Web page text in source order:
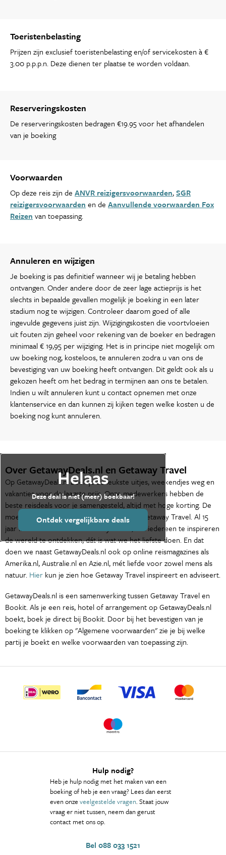
Toeristenbelasting
Prijzen zijn exclusief toeristenbelasting en/of servicekosten à €
3.00 p.p.p.n. Deze dienen ter plaatse te worden voldaan.
Reserveringskosten
De reserveringskosten bedragen €19.95 voor het afhandelen
van je boeking
Voorwaarden
Op deze reis zijn de ANVR reizigersvoorwaarden,SGR
reizigersvoorwaarden en de Aanvullende voorwaarden Fox
Reizen van toepassing.
Annuleren en wijzigen
Je boeking is pas definitief wanneer wij je betaling hebben
ontvangen. Onder andere door de zeer lage actieprijs is het
slechts in bepaalde gevallen mogelijk je boeking in een later
stadium nog te wijzigen. Controleer daarom goed of alle
ingevulde gegevens juist zijn. Wijzigingskosten die voortvloeien
uit fouten zijn geheel voor rekening van de boeker en bedragen
minimaal € 19,95 per wijziging. Het is in principe niet mogelijk om
uw boeking nog, kosteloos, te annuleren zodra u van ons de
bevestiging van uw boeking heeft ontvangen. Dit geldt ook als u
gekozen heeft om het bedrag in termijnen aan ons te betalen.
Indien u wilt annuleren kunt u contact opnemen met onze
klantenservice en dan kunnen zij kijken tegen welke kosten u de
boeking nog kunt annuleren.
Helaas
Deze deal is niet (meer) boekbaar!
Ontdek vergelijkbare deals
Over GetawayDeals.nl en Getaway Travel
Op GetawayDeals.nl boek je de leukste uitjes, weekendjes weg en
vakanties voor de laagste prijs. Onze medewerkers hebben de
beste reisdeals voor je samengesteld, altijd met hoge korting. De
moederorganisatie van GetawayDeals.nl is Getaway Travel. Al 15
jaar is het de missie van Getaway Travel, om iedereen te inspireren
de wereld te ontdekken, dát is wat we het liefste doen. En dat
doen we naast GetawayDeals.nl ook op online reismagazines als
Amerika.nl, Australie.nl en Azie.nl, mét liefde voor zowel mens als
natuur. Hier kun je zien hoe Getaway Travel inspireert en adviseert.
GetawayDeals.nl is een samenwerking tussen Getaway Travel en
Bookit. Als je een reis, hotel of arrangement op GetawayDeals.nl
boekt, boek je direct bij Bookit. Door bij het bevestigen van je
boeking te klikken op "Algemene voorwaarden" zie je bij welke
partij je boekt en welke voorwaarden van toepassing zijn.
Hulp nodig?
Heb je hulp nodig met het maken van een
boeking of heb je een vraag? Lees dan eerst
even onze veelgestelde vragen. Staat jouw
vraag er niet tussen, neem dan gerust
contact met ons op.
Bel 088 033 1521